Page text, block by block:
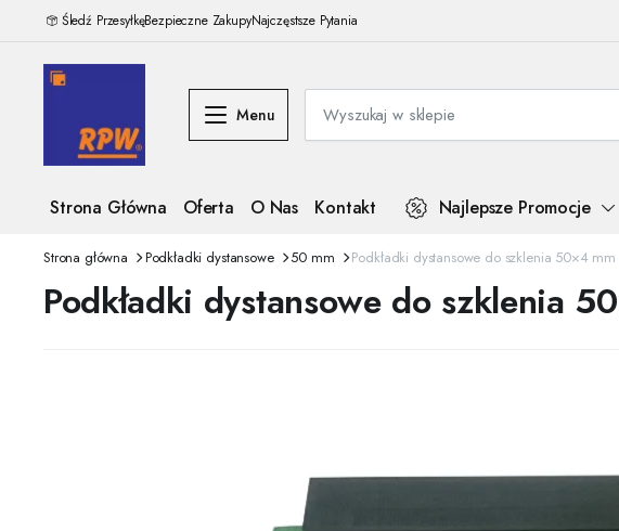
Śledź PrzesyłkęBezpieczne ZakupyNajczęstsze Pytania
Menu
Strona Główna Oferta O Nas Kontakt Najlepsze Promocje
Strona główna Podkładki dystansowe 50 mm Podkładki dystansowe do szklenia 50×4
Podkładki dystansowe do szklenia